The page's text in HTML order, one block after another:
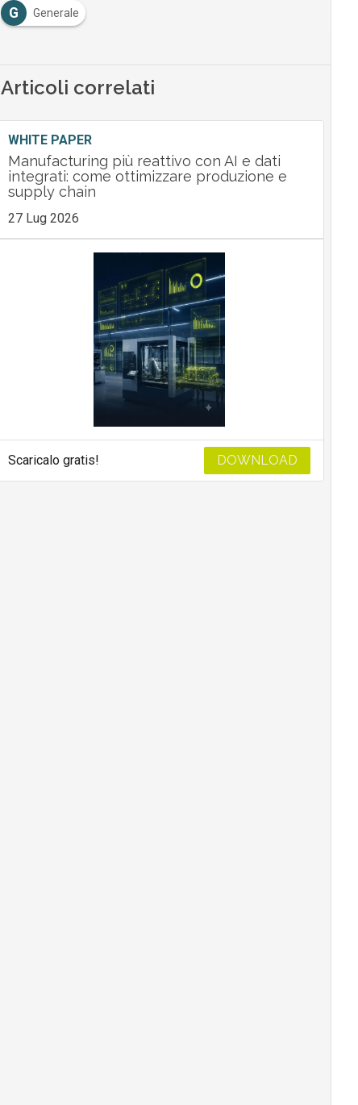
G Generale
Articoli correlati
WHITE PAPER
Manufacturing più reattivo con AI e dati
integrati: come ottimizzare produzione e
supply chain
27 Lug 2026
Scaricalo gratis! DOWNLOAD